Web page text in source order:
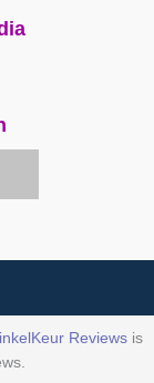
Reviews is